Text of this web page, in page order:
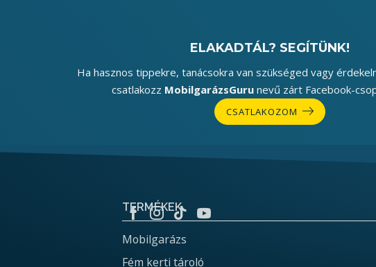
ELAKADTÁL? SEGÍTÜNK!
Ha hasznos tippekre, tanácsokra van szükséged vagy
csatlakozz MobilgarázsGuru nevű zárt Facebook-
CSATLAKOZOM
TERMÉKEK
Mobilgarázs
Fém kerti tároló